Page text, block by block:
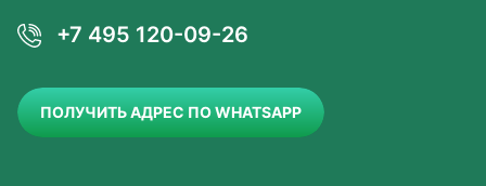
+7 495 120-09-26
ПОЛУЧИТЬ АДРЕС ПО WHATSAPP